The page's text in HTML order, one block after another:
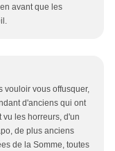
avant que les
vouloir vous offusquer,
d'anciens qui ont
les horreurs, d'un
de plus anciens
de la Somme, toutes